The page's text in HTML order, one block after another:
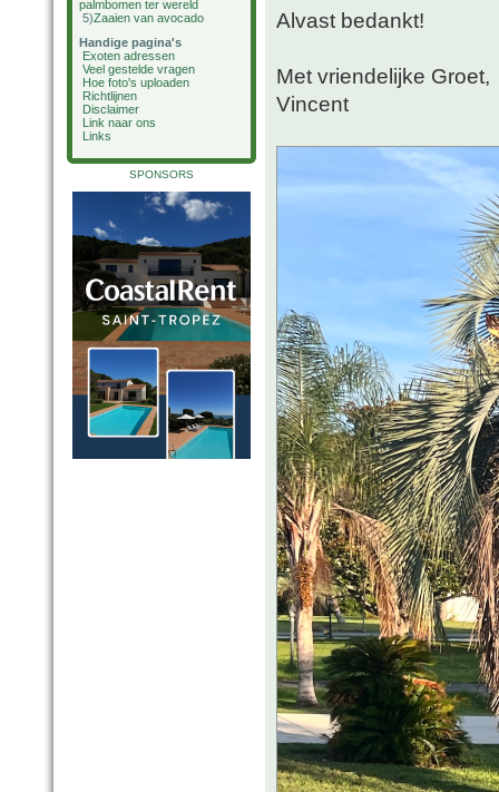
palmbomen ter wereld
5)Zaaien van avocado
Handige pagina's
Exoten adressen
Veel gestelde vragen
Hoe foto's uploaden
Richtlijnen
Disclaimer
Link naar ons
Links
SPONSORS
Alvast bedankt!
Met vriendelijke Groet,
Vincent